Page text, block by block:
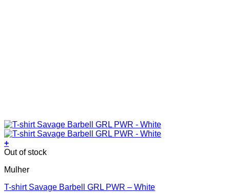
+
This
has
variants.
Out of stock
Mulher
T-shirt Savage Barbell GRL PWR – White